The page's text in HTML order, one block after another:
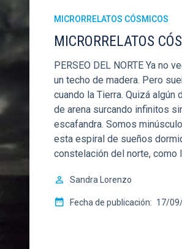
MICRORRELATOS CÓSMICOS
MICRORRELATOS
PERSEO DEL NORTE Ya no
un techo de madera. Pero
cuando la Tierra. Quizá
de arena surcando infinitos
escafandra. Somos
esta espiral de sueños
constelación del norte, como
Sandra Lorenzo
Fecha de publicación 17/